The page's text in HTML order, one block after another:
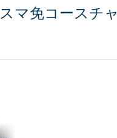
マ免コースチャ